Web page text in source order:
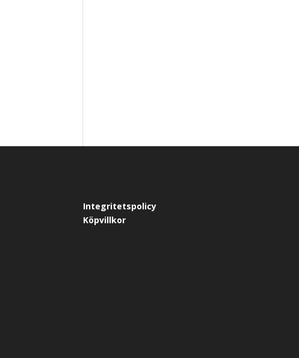
Integritetspolicy
Köpvillkor